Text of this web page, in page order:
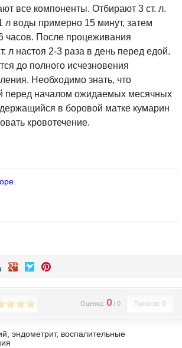
все компоненты. Отбирают 3 ст. л.
л воды примерно 15 минут, затем
часов. После процеживания
л настоя 2-3 раза в день перед едой.
до полного исчезновения
Необходимо знать, что
перед началом ожидаемых месячных
в боровой матке кумарин
кровотечение.
Голосов: 0
Оценка: 0/ 0
эндометрит, воспалительные